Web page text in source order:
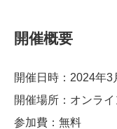
開催概要
開催日時：2024年
開催場所：オンライ
参加費：無料